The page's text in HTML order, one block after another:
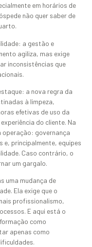
em horários de
não quer saber de
a gestão e
agiliza, mas exige
inconsistências que
a nova regra da
à limpeza,
efetivas de uso da
do cliente. Na
governança
e, principalmente, equipes
Caso contrário, o
um gargalo.
uma mudança de
Ela exige que o
profissionalismo,
E aqui está o
como
apenas como